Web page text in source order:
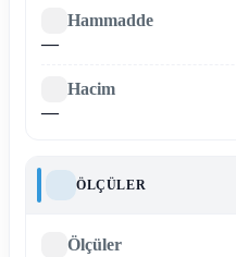
Hammadde
—
Hacim
—
ÖLÇÜLER
Ölçüler